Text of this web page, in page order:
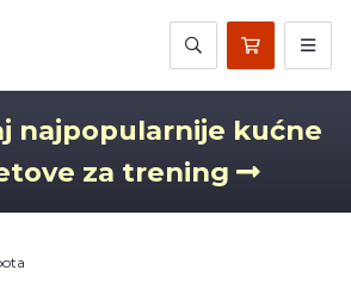
najpopularnije kućne
za trening